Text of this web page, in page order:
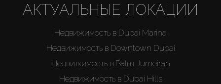
АКТУАЛЬНЫЕ ЛОКАЦИИ
Недвижимость в Dubai Marina
Недвижимость в Downtown Dubai
Недвижимость в Palm Jumeirah
Недвижимость в Dubai Hills